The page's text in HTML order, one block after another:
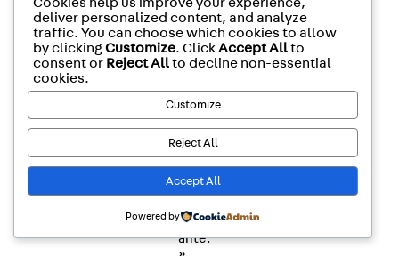
idéale
ment,
nous
corrig
le
défaut
généti
que à
l’origin
e de
cette
maladi
e
débilit
ante.
deliver personalized content, and analyze
traffic. You can choose which cookies to allow
by clickingCustomize. ClickAccept Allto
consent or Reject Allto decline non-essential
cookies.
Customize
Reject All
Accept All
Powered by